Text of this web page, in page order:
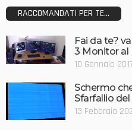
RACCOMANDATI PER TE...
Fai da te?
3 Monitor al
10 Gennaio
Schermo
Sfarfallio
13 Febbraio